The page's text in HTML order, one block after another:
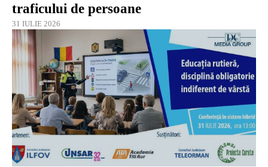
traficului de persoane
31 IULIE 2026